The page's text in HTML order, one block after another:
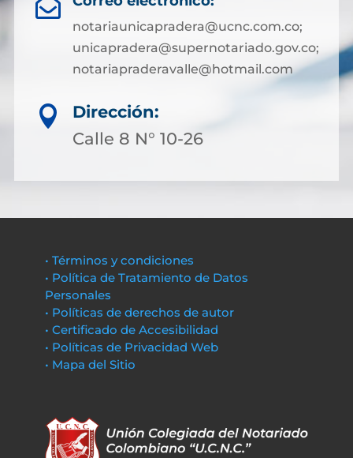

notariaunicapradera@ucnc.com.co;
unicapradera@supernotariado.gov.co;
notariapraderavalle@hotmail.com

Dirección:
Calle 8 N° 10-26
• Términos y condiciones
• Política de Tratamiento de Datos
Personales
• Políticas de derechos de autor
• Certificado de Accesibilidad
• Políticas de Privacidad Web
• Mapa del Sitio